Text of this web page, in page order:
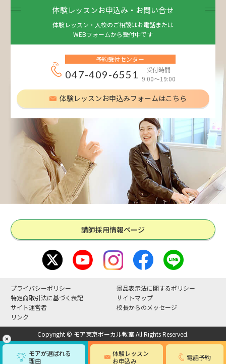
モアが選ばれる
理由
体験レッスン
お申込み
電話予約
体験レッスンお申込み・お問い合せ
体験レッスン・入校のご相談はお電話または
WEBフォームから受付中です
予約受付センター
047-409-6551
受付時間
9:00～19:00
体験レッスンお申込みフォームはこちら
講師採用情報ページ
プライバシーポリシー
景品表示法に関するポリシー
特定商取引法に基づく表記
サイトマップ
サイト運営者
校長からのメッセージ
リンク
Copyright © モア東京ボーカル教室 All Rights Reserved.